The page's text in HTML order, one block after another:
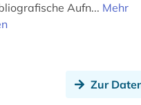
Aufn... Mehr
Zur